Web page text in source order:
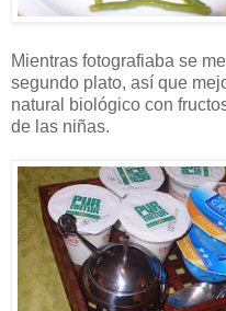
Mientras fotografiaba se
segundo plato, así que
natural biológico con
de las niñas.